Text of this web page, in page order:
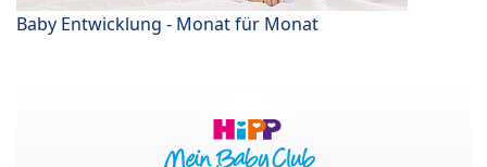
Baby Entwicklung - Monat für Monat